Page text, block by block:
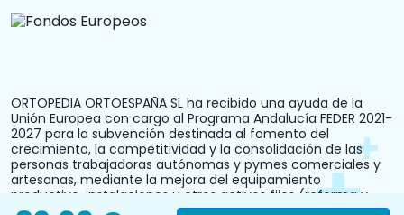
ORTOPEDIA ORTOESPAÑA SL ha recibido una ayuda de la
Unión Europea con cargo al Programa Andalucía FEDER 2021-
2027 para la subvención destinada al fomento del
crecimiento, la competitividad y la consolidación de las
personas trabajadoras autónomas y pymes comerciales y
artesanas, mediante la mejora del equipamiento
productivo, instalaciones u otros activos fijos (reforma y
acondicionamiento del local comercial). N.º Expediente: